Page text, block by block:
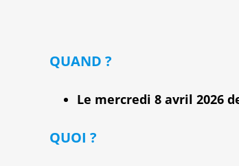
QUAND ?
Le mercredi 8 avril 2026
QUOI ?